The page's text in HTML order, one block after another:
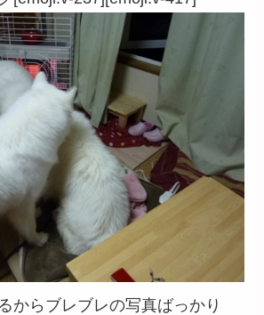
からブレブレの写真ばっかり